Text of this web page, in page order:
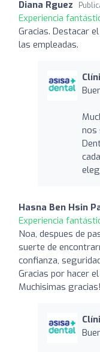
Diana Rguez
Experiencia
Gracias. Destacar
las empleadas.
nos
Hasna Ben Hsin
Experiencia
Noa, despues de
suerte de
confianza,
Gracias por hacer
Muchisimas